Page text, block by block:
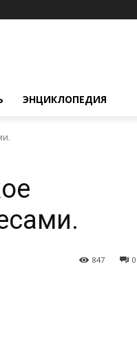
ЭНЦИКЛОПЕДИЯ
0
847